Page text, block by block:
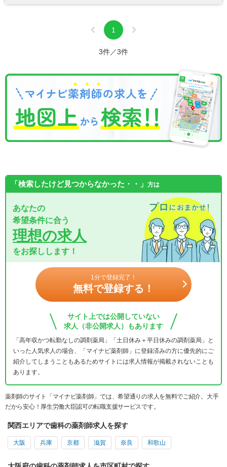
1
3件／3件
「検索したけど見つからなかった・・」 方は
あなたの
希望条件に合う
理想の求人
をお探しします！
1分で登録完了！
無料で登録する！
サイト上では公開していない
求人（非公開求人）もあります
「高年収かつ転勤なしの調剤薬局」「土日休み＋平日休みの調剤薬局」と
いった人気求人の場合、「マイナビ薬剤師」に登録済みの方に優先的にご
紹介してしまうこともあるためサイトには求人情報が掲載されないことも
あります。
薬剤師のサイト「マイナビ薬剤師」では、希望通りの求人を無料でご紹介。大手
だから安心！厚生労働大臣認可の転職支援サービスです。
関西エリアで歯科の薬剤師求人を探す
大阪 兵庫 京都 滋賀 奈良 和歌山